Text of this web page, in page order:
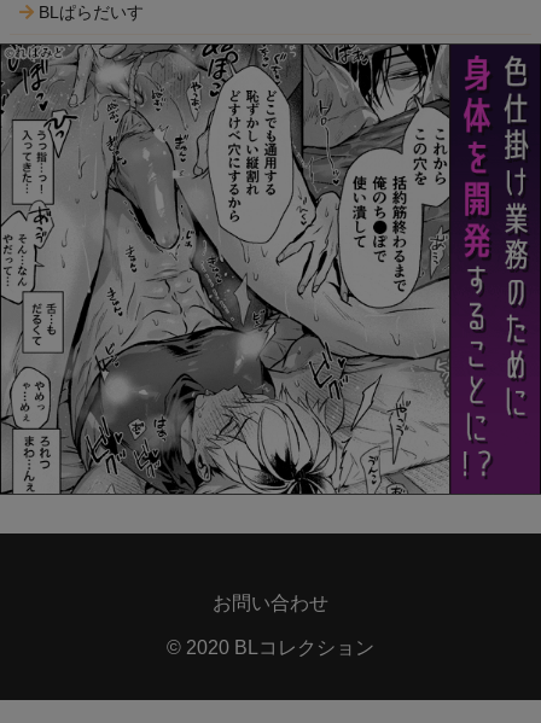
BLぱらだいす
お問い合わせ
© 2020 BLコレクション